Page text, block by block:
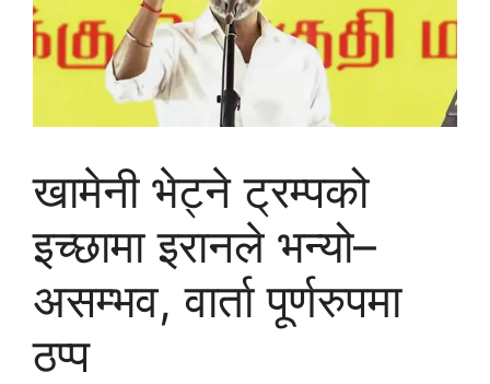
खामेनी भेट्ने ट्रम्पको
इच्छामा इरानले भन्यो–
असम्भव, वार्ता पूर्णरुपमा
ठप्प